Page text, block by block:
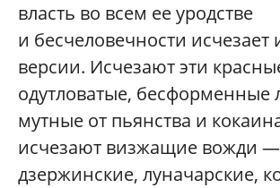
власть во всем ее уродстве
и бесчеловечности исчезает
версии. Исчезают эти
одутловатые, бесформенные
мутные от пьянства и
исчезают визжащие вожди
дзержинские, луначарские,